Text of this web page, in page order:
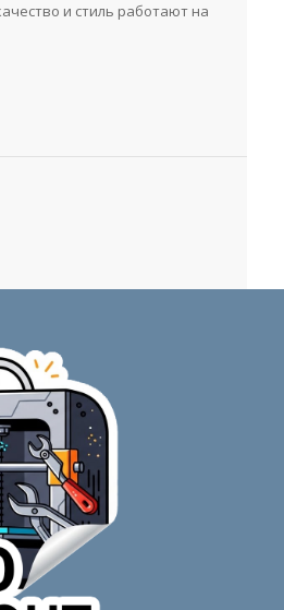
и стиль работают на